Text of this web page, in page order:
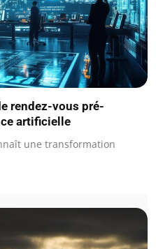
rendez-vous pré-
artificielle
une transformation